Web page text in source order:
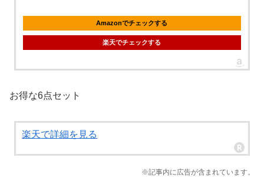
Amazonでチェックする
楽天でチェックする
お得な6点セット
楽天で詳細を見る
※記事内に広告が含まれています。